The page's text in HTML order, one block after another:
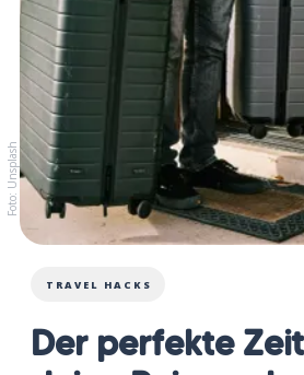
Foto: Unsplash
TRAVEL HACKS
Der perfekte